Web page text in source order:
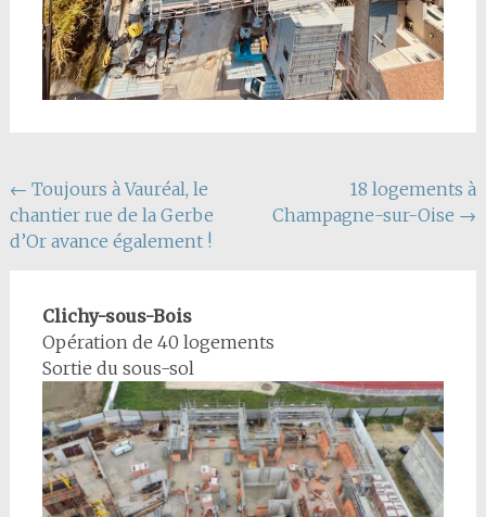
Navigation
de
← Toujours à Vauréal, le
chantier rue de la Gerbe
d’Or avance également !
18 logements à
Champagne-sur-Oise →
Clichy-sous-Bois
Opération de 40 logements
Sortie du sous-sol